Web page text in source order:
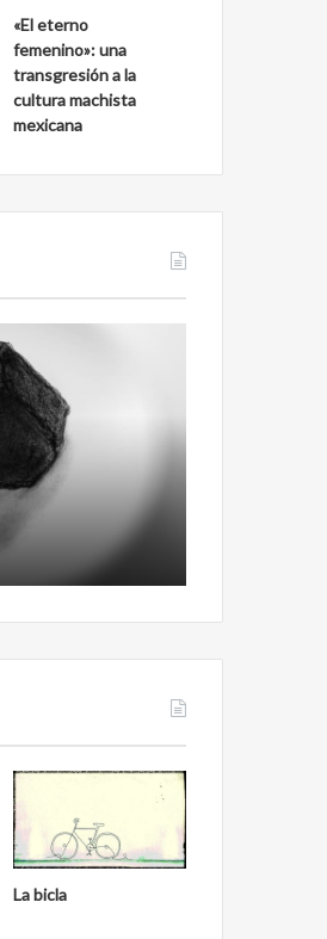
«El eterno
femenino»: una
transgresión a la
cultura machista
mexicana
La bicla